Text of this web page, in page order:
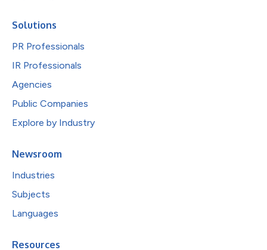
Solutions
PR Professionals
IR Professionals
Agencies
Public Companies
Explore by Industry
Newsroom
Industries
Subjects
Languages
Resources